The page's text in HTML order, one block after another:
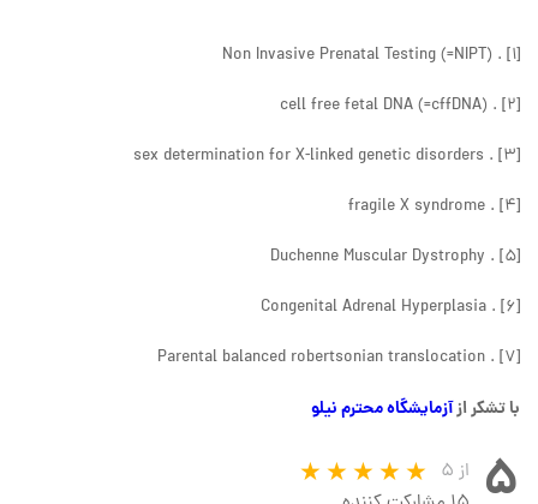
[1] . Non Invasive Prenatal Testing (=NIPT)
[2] . cell free fetal DNA (=cffDNA)
[3] . sex determination for X-linked genetic disorders
[4] . fragile X syndrome
[5] . Duchenne Muscular Dystrophy
[6] . Congenital Adrenal Hyperplasia
[7] . Parental balanced robertsonian translocation
با تشكر ازآزمايشگاه محترم نيلو
۵
از ۵